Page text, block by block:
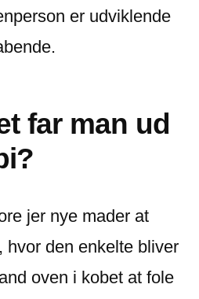
er udviklende
far man ud
jer nye mader at
hvor den enkelte bliver
oven i kobet at fole